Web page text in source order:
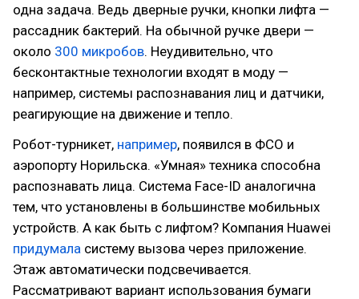
одна задача. Ведь дверные ручки, кнопки лифта —
рассадник бактерий. На обычной ручке двери —
около 300 микробов. Неудивительно, что
бесконтактные технологии входят в моду —
например, системы распознавания лиц и датчики,
реагирующие на движение и тепло.
Робот-турникет, например, появился в ФСО и
аэропорту Норильска. «Умная» техника способна
распознавать лица. Система Face-ID аналогична
тем, что установлены в большинстве мобильных
устройств. А как быть с лифтом? Компания Huawei
придумала систему вызова через приложение.
Этаж автоматически подсвечивается.
Рассматривают вариант использования бумаги